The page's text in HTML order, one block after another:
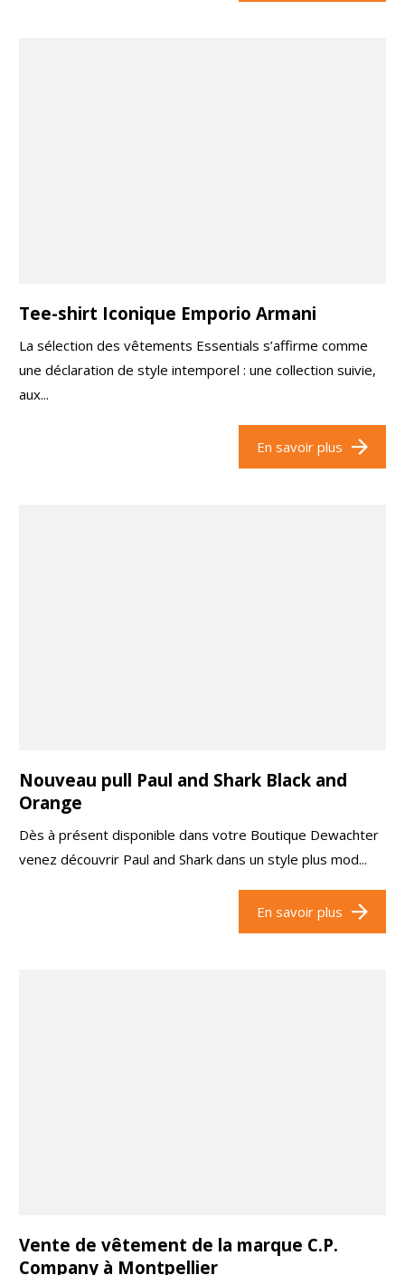
Tee-shirt Iconique Emporio Armani
La sélection des vêtements Essentials s’affirme comme
une déclaration de style intemporel : une collection suivie,
aux...
En savoir plus
Nouveau pull Paul and Shark Black and
Orange
Dès à présent disponible dans votre Boutique Dewachter
venez découvrir Paul and Shark dans un style plus mod...
En savoir plus
Vente de vêtement de la marque C.P.
Company à Montpellier